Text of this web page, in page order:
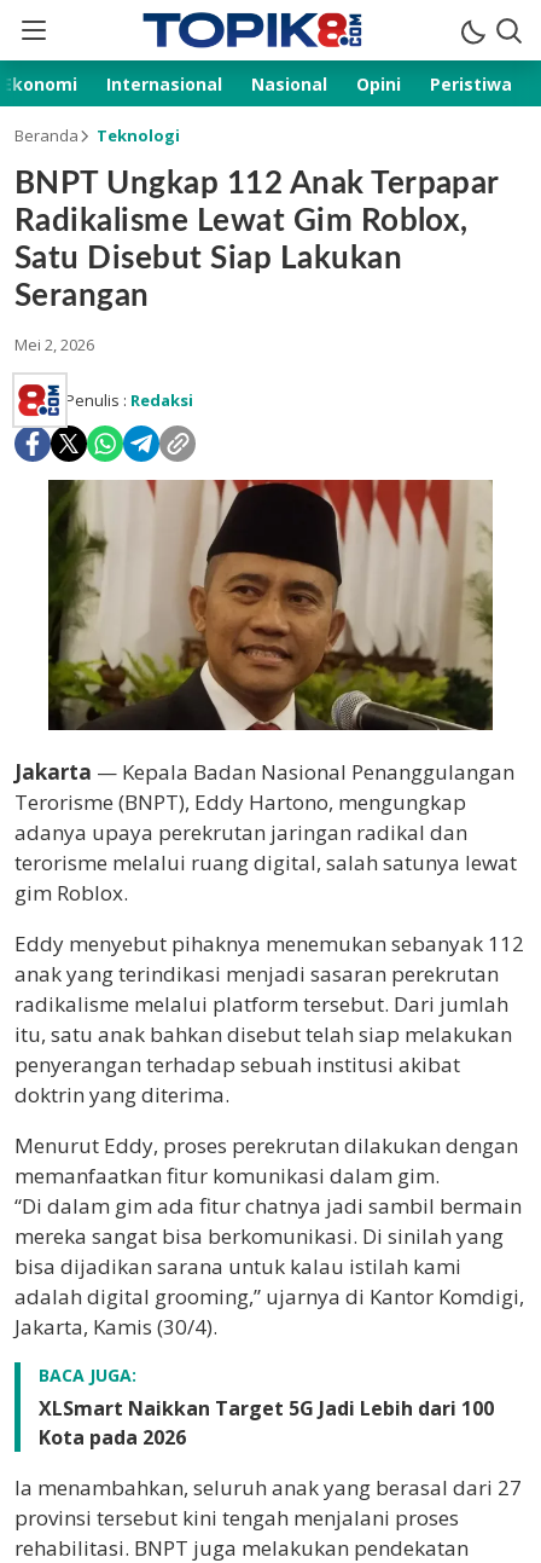
Ekonomi Internasional Nasional Opini Peristiwa
Beranda Teknologi
BNPT Ungkap 112 Anak Terpapar
Radikalisme Lewat Gim Roblox,
Satu Disebut Siap Lakukan
Serangan
Mei 2, 2026
Penulis : Redaksi
Jakarta — Kepala Badan Nasional Penanggulangan
Terorisme (BNPT), Eddy Hartono, mengungkap
adanya upaya perekrutan jaringan radikal dan
terorisme melalui ruang digital, salah satunya lewat
gim Roblox.
Eddy menyebut pihaknya menemukan sebanyak 112
anak yang terindikasi menjadi sasaran perekrutan
radikalisme melalui platform tersebut. Dari jumlah
itu, satu anak bahkan disebut telah siap melakukan
penyerangan terhadap sebuah institusi akibat
doktrin yang diterima.
Menurut Eddy, proses perekrutan dilakukan dengan
memanfaatkan fitur komunikasi dalam gim.
“Di dalam gim ada fitur chatnya jadi sambil bermain
mereka sangat bisa berkomunikasi. Di sinilah yang
bisa dijadikan sarana untuk kalau istilah kami
adalah digital grooming,” ujarnya di Kantor Komdigi,
Jakarta, Kamis (30/4).
BACA JUGA:
XLSmart Naikkan Target 5G Jadi Lebih dari 100
Kota pada 2026
Ia menambahkan, seluruh anak yang berasal dari 27
provinsi tersebut kini tengah menjalani proses
rehabilitasi. BNPT juga melakukan pendekatan